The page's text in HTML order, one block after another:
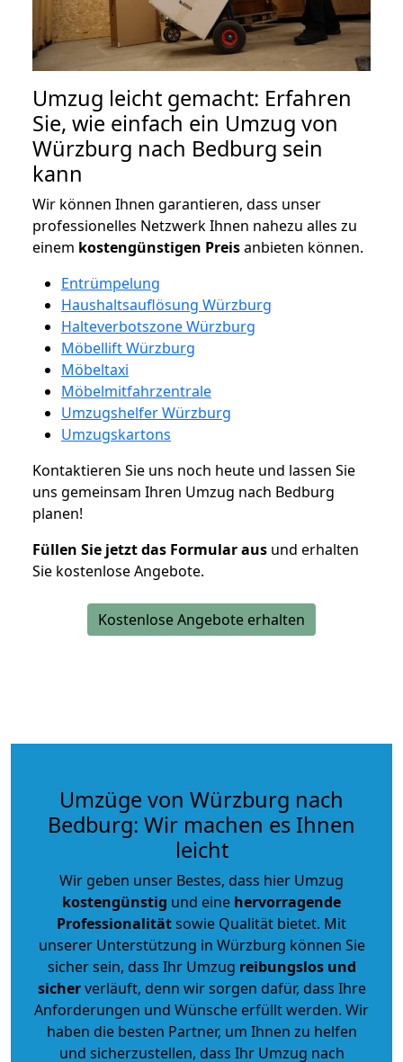
Umzug leicht gemacht: Erfahren
Sie, wie einfach ein Umzug von
Würzburg nach Bedburg sein
kann
Wir können Ihnen garantieren, dass unser
professionelles Netzwerk Ihnen nahezu alles zu
einem kostengünstigen Preisanbieten können.
Entrümpelung
Haushaltsauflösung Würzburg
Halteverbotszone Würzburg
Möbellift Würzburg
Möbeltaxi
Möbelmitfahrzentrale
Umzugshelfer Würzburg
Umzugskartons
Kontaktieren Sie uns noch heute und lassen Sie
uns gemeinsam Ihren Umzug nach Bedburg
planen!
Füllen Sie jetzt das Formular aus und erhalten
Sie kostenlose Angebote.
Kostenlose Angebote erhalten
Umzüge von Würzburg nach
Bedburg: Wir machen es Ihnen
leicht
Wir geben unser Bestes, dass hier Umzug
kostengünstig und eine hervorragende
Professionalitätsowie Qualität bietet. Mit
unserer Unterstützung in Würzburg können Sie
sicher sein, dass Ihr Umzug reibungslos und
sicherverläuft, denn wir sorgen dafür, dass Ihre
Anforderungen und Wünsche erfüllt werden. Wir
haben die besten Partner, um Ihnen zu helfen
und sicherzustellen, dass Ihr Umzug nach